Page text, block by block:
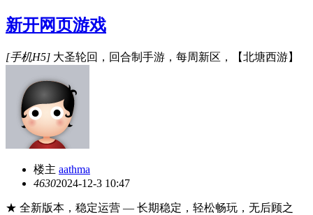
新开网页游戏
[手机H5] 大圣轮回，回合制手游，每周新区，【北塘西游】
楼主 aathma
46302024-12-3 10:47
★ 全新版本，稳定运营 — 长期稳定，轻松畅玩，无后顾之